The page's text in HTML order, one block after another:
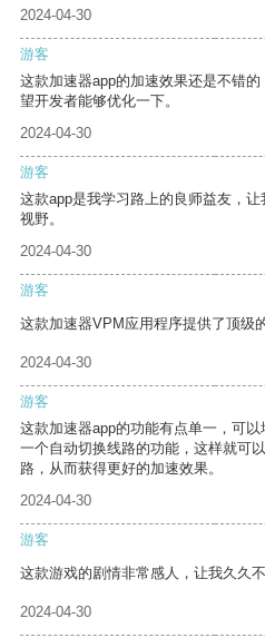
2024-04-30
游客
这款加速器app的加速效果还是不错
望开发者能够优化一下。
2024-04-30
游客
这款app是我学习路上的良师益友，
视野。
2024-04-30
游客
这款加速器VPM应用程序提供了顶级
2024-04-30
游客
这款加速器app的功能有点单一，可
一个自动切换线路的功能，这样就可
路，从而获得更好的加速效果。
2024-04-30
游客
这款游戏的剧情非常感人，让我久久不
2024-04-30